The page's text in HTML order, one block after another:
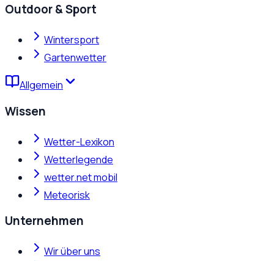
Outdoor & Sport
Wintersport
Gartenwetter
Allgemein
Wissen
Wetter-Lexikon
Wetterlegende
wetter.net mobil
Meteorisk
Unternehmen
Wir über uns